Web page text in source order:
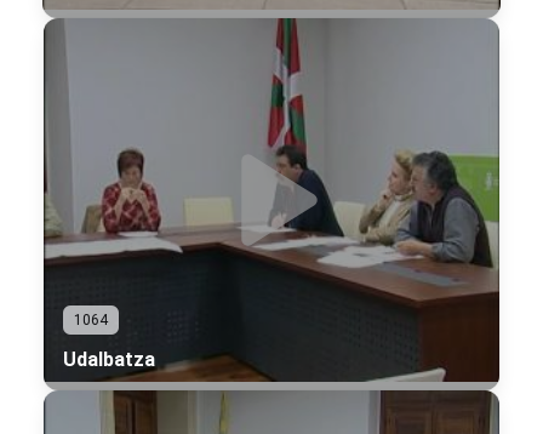
1064
Udalbatza